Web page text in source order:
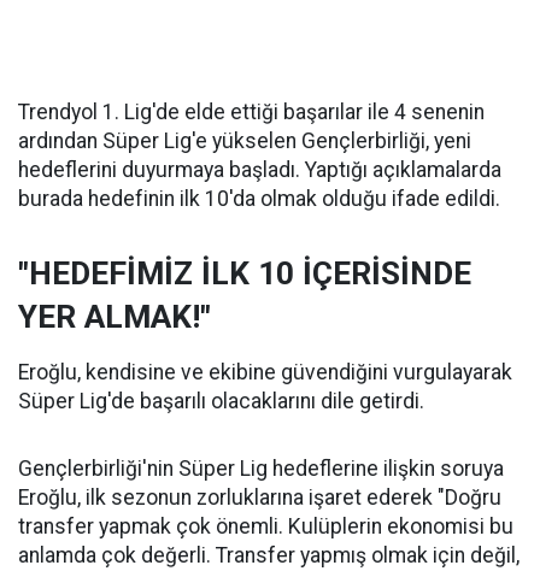
Trendyol 1. Lig'de elde ettiği başarılar ile 4 senenin
ardından Süper Lig'e yükselen Gençlerbirliği, yeni
hedeflerini duyurmaya başladı. Yaptığı açıklamalarda
burada hedefinin ilk 10'da olmak olduğu ifade edildi.
"HEDEFİMİZ İLK 10 İÇERİSİNDE
YER ALMAK!"
Eroğlu, kendisine ve ekibine güvendiğini vurgulayarak
Süper Lig'de başarılı olacaklarını dile getirdi.
Gençlerbirliği'nin Süper Lig hedeflerine ilişkin soruya
Eroğlu, ilk sezonun zorluklarına işaret ederek "Doğru
transfer yapmak çok önemli. Kulüplerin ekonomisi bu
anlamda çok değerli. Transfer yapmış olmak için değil,